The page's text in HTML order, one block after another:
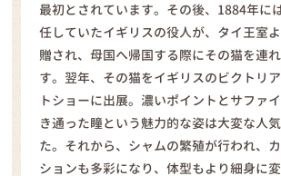
最初とされています。その後、1884年に
任していたイギリスの役人が、タイ王室
贈され、母国へ帰国する際にその猫を連
す。翌年、その猫をイギリスのビクトリ
トショーに出展。濃いポイントとサファ
き通った瞳という魅力的な姿は大変な人
た。それから、シャムの繁殖が行われ、
ションも多彩になり、体型もより細身に